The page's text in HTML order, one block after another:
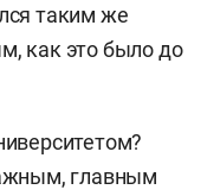
таким же
как это было до
главным